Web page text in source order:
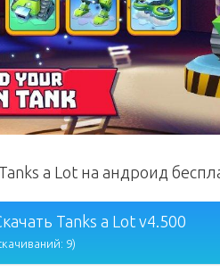
a Lot на андроид
Tanks a Lot v4.500
9)